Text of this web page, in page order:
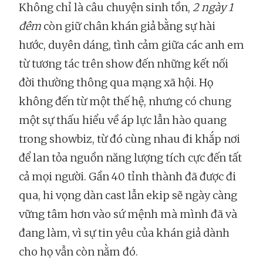
Không chỉ là câu chuyện sinh tồn, 2 ngày 1
đêm còn giữ chân khán giả bằng sự hài
hước, duyên dáng, tình cảm giữa các anh em
từ tương tác trên show đến những kết nối
đời thường thông qua mạng xã hội. Họ
không đến từ một thế hệ, nhưng có chung
một sự thấu hiểu về áp lực lẫn hào quang
trong showbiz, từ đó cùng nhau đi khắp nơi
để lan tỏa nguồn năng lượng tích cực đến tất
cả mọi người. Gần 40 tỉnh thành đã được đi
qua, hi vọng dàn cast lẫn ekip sẽ ngày càng
vững tâm hơn vào sứ mệnh mà mình đã và
đang làm, vì sự tin yêu của khán giả dành
cho họ vẫn còn nằm đó.